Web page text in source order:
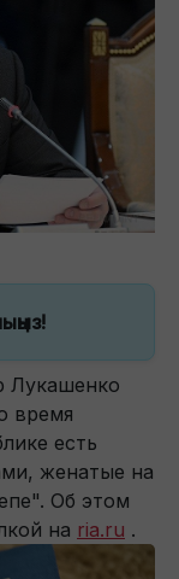
Лукашенко
время
есть
женатые на
Об этом
на ria.ru .